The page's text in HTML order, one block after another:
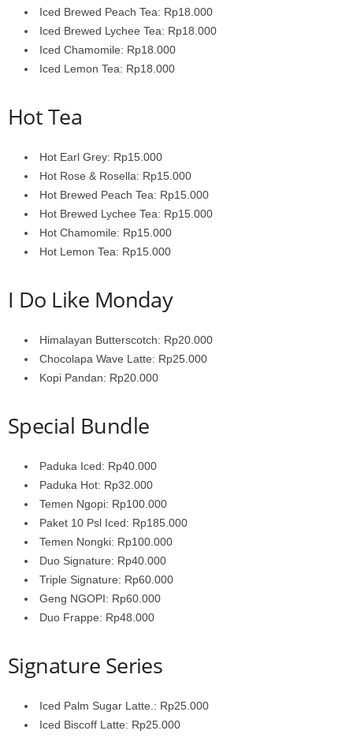
Iced Brewed Peach Tea: Rp18.000
Iced Brewed Lychee Tea: Rp18.000
Iced Chamomile: Rp18.000
Iced Lemon Tea: Rp18.000
Hot Tea
Hot Earl Grey: Rp15.000
Hot Rose & Rosella: Rp15.000
Hot Brewed Peach Tea: Rp15.000
Hot Brewed Lychee Tea: Rp15.000
Hot Chamomile: Rp15.000
Hot Lemon Tea: Rp15.000
I Do Like Monday
Himalayan Butterscotch: Rp20.000
Chocolapa Wave Latte: Rp25.000
Kopi Pandan: Rp20.000
Special Bundle
Paduka Iced: Rp40.000
Paduka Hot: Rp32.000
Temen Ngopi: Rp100.000
Paket 10 Psl Iced: Rp185.000
Temen Nongki: Rp100.000
Duo Signature: Rp40.000
Triple Signature: Rp60.000
Geng NGOPI: Rp60.000
Duo Frappe: Rp48.000
Signature Series
Iced Palm Sugar Latte.: Rp25.000
Iced Biscoff Latte: Rp25.000